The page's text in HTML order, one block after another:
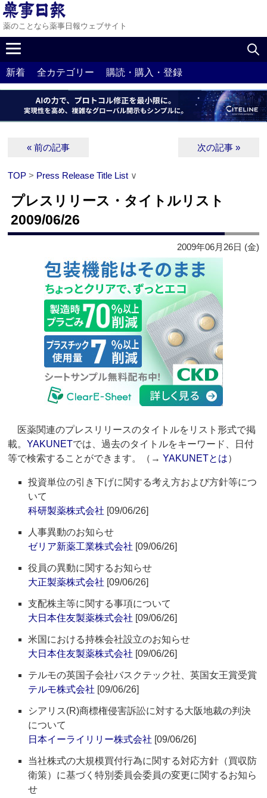
薬のことなら薬事日報ウェブサイト
新着 全カテゴリー 購読・購入・登録
« 前の記事 次の記事 »
TOP > Press Release Title List ∨
プレスリリース・タイトルリスト
2009/06/26
2009年06月26日 (金)
医薬関連のプレスリリースのタイトルをリスト形式で掲
載。YAKUNETでは、過去のタイトルをキーワード、日付
等で検索することができます。（→YAKUNETとは）
投資単位の引き下げに関する考え方および方針等につ
いて
科研製薬株式会社 [09/06/26]
人事異動のお知らせ
ゼリア新薬工業株式会社 [09/06/26]
役員の異動に関するお知らせ
大正製薬株式会社 [09/06/26]
支配株主等に関する事項について
大日本住友製薬株式会社 [09/06/26]
米国における持株会社設立のお知らせ
大日本住友製薬株式会社 [09/06/26]
テルモの英国子会社バスクテック社、英国女王賞受賞
テルモ株式会社 [09/06/26]
シアリス(R)商標権侵害訴訟に対する大阪地裁の判決
について
日本イーライリリー株式会社 [09/06/26]
当社株式の大規模買付行為に関する対応方針（買収防
衛策）に基づく特別委員会委員の変更に関するお知ら
せ